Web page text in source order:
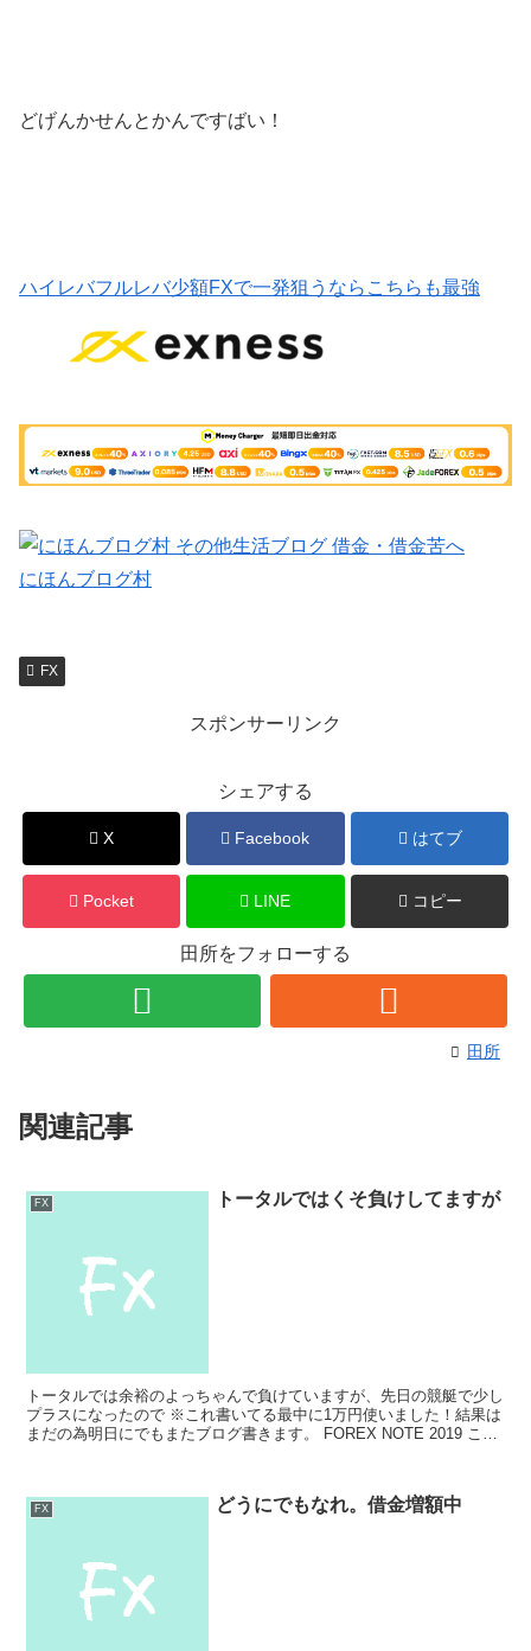
どげんかせんとかんですばい！
ハイレバフルレバ少額FXで一発狙うならこちらも最強
にほんブログ村
FX
スポンサーリンク
シェアする
X Facebook はてブ
Pocket LINE コピー
田所をフォローする
田所
関連記事
FX トータルではくそ負けしてますが
トータルでは余裕のよっちゃんで負けていますが、先日の競艇で少し
プラスになったので ※これ書いてる最中に1万円使いました！結果は
まだの為明日にでもまたブログ書きます。 FOREX NOTE 2019 こち
FX どうにでもなれ。借金増額中